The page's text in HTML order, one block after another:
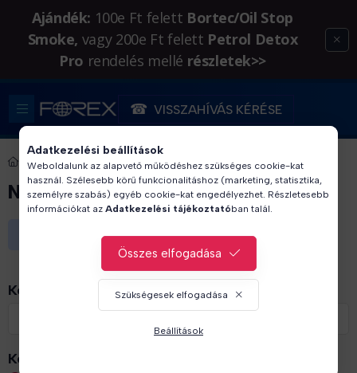
Ajándék: 100e Ft felett Bortec/Oil Stop
Smoke, vagy 200e Ft felett Petrol Detox
Pro rendelés mellé részletek>>
VISSZAHÍVÁS KÉRÉSE
MÁRKÁINK
NBA
A kategóriában nincsenek termékek
Keresendő kifejezés
Keresés típusa
Adatkezelési beállítások
Weboldalunk az alapvető működéshez szükséges cookie-kat
használ. Szélesebb körű funkcionalitáshoz (marketing, statisztika,
személyre szabás) egyéb cookie-kat engedélyezhet. Részletesebb
információkat az Adatkezelési tájékoztatóban talál.
Összes elfogadása
Szükségesek elfogadása
Beállítások